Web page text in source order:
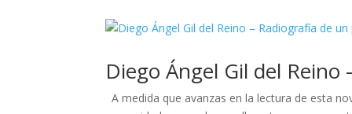
Diego Ángel Gil del
A medida que avanzas en la lectura de esta